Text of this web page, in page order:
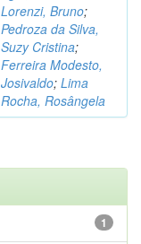
Lorenzi, Bruno;
Pedroza da Silva,
Suzy Cristina;
Ferreira Modesto,
Josivaldo; Lima
Rocha, Rosângela
1